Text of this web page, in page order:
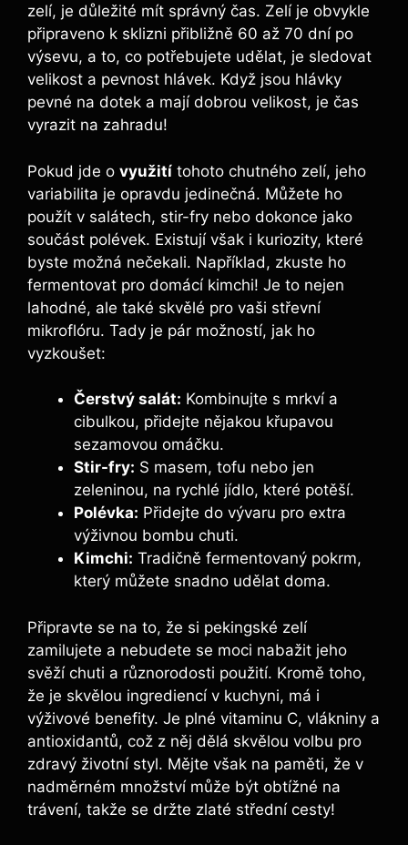
zelí, je důležité mít správný čas. Zelí je obvykle
připraveno k sklizni přibližně 60 až 70 dní po
výsevu, a to, co potřebujete udělat, je sledovat
velikost a pevnost hlávek. Když jsou hlávky
pevné na dotek a mají dobrou velikost, je čas
vyrazit na zahradu!
Pokud jde o využití tohoto chutného zelí, jeho
variabilita je opravdu jedinečná. Můžete ho
použít v salátech, stir-fry nebo dokonce jako
součást polévek. Existují však i kuriozity, které
byste možná nečekali. Například, zkuste ho
fermentovat pro domácí kimchi! Je to nejen
lahodné, ale také skvělé pro vaši střevní
mikroflóru. Tady je pár možností, jak ho
vyzkoušet:
Čerstvý salát: Kombinujte s mrkví a
cibulkou, přidejte nějakou křupavou
sezamovou omáčku.
Stir-fry: S masem, tofu nebo jen
zeleninou, na rychlé jídlo, které potěší.
Polévka: Přidejte do vývaru pro extra
výživnou bombu chuti.
Kimchi: Tradičně fermentovaný pokrm,
který můžete snadno udělat doma.
Připravte se na to, že si pekingské zelí
zamilujete a nebudete se moci nabažit jeho
svěží chuti a různorodosti použití. Kromě toho,
že je skvělou ingrediencí v kuchyni, má i
výživové benefity. Je plné vitaminu C, vlákniny a
antioxidantů, což z něj dělá skvělou volbu pro
zdravý životní styl. Mějte však na paměti, že v
nadměrném množství může být obtížné na
trávení, takže se držte zlaté střední cesty!